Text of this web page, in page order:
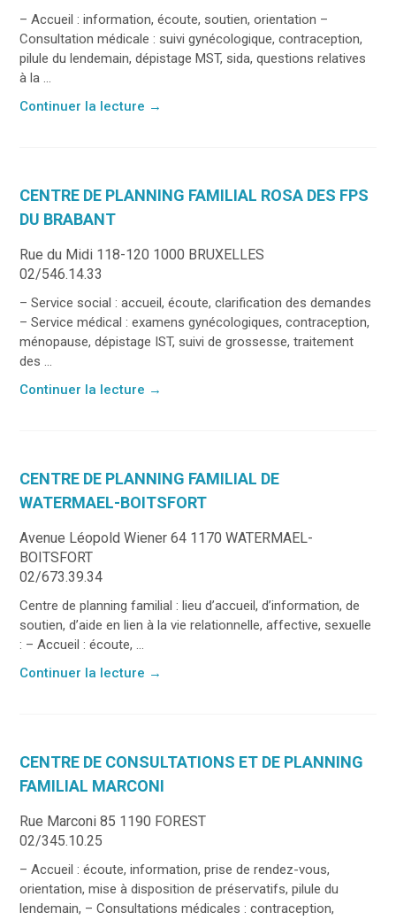
– Accueil : information, écoute, soutien, orientation –
Consultation médicale : suivi gynécologique, contraception,
pilule du lendemain, dépistage MST, sida, questions relatives
à la ...
Continuer la lecture →
CENTRE DE PLANNING FAMILIAL ROSA DES FPS
DU BRABANT
Rue du Midi 118-120 1000 BRUXELLES
02/546.14.33
– Service social : accueil, écoute, clarification des demandes
– Service médical : examens gynécologiques, contraception,
ménopause, dépistage IST, suivi de grossesse, traitement
des ...
Continuer la lecture →
CENTRE DE PLANNING FAMILIAL DE
WATERMAEL-BOITSFORT
Avenue Léopold Wiener 64 1170 WATERMAEL-
BOITSFORT
02/673.39.34
Centre de planning familial : lieu d’accueil, d’information, de
soutien, d’aide en lien à la vie relationnelle, affective, sexuelle
: – Accueil : écoute, ...
Continuer la lecture →
CENTRE DE CONSULTATIONS ET DE PLANNING
FAMILIAL MARCONI
Rue Marconi 85 1190 FOREST
02/345.10.25
– Accueil : écoute, information, prise de rendez-vous,
orientation, mise à disposition de préservatifs, pilule du
lendemain, – Consultations médicales : contraception,